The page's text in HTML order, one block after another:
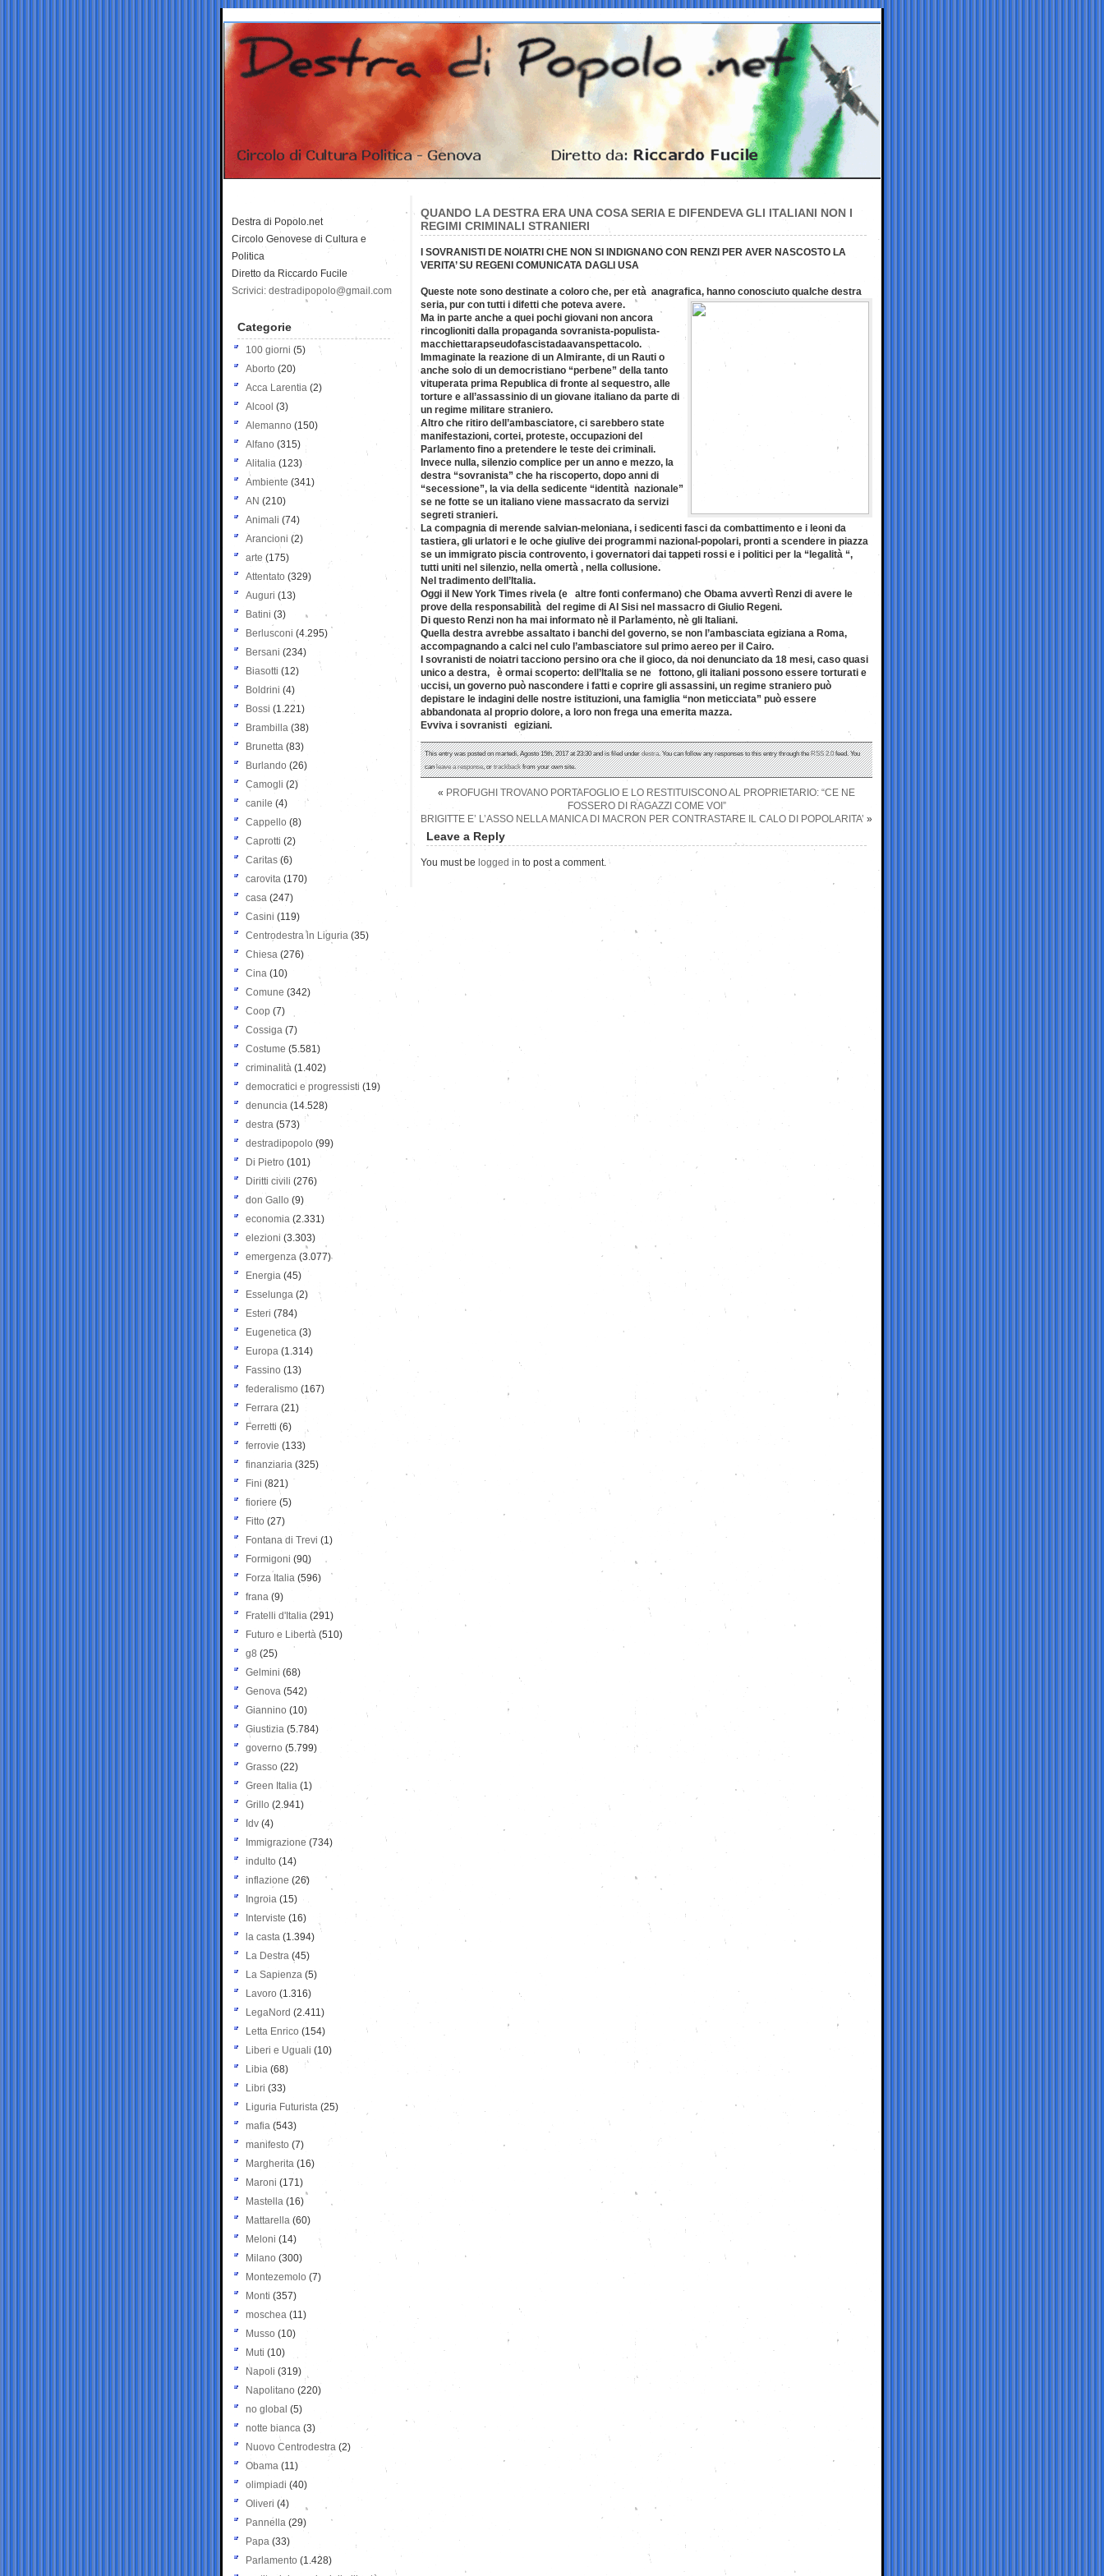
QUANDO LA DESTRA ERA UNA COSA SERIA E DIFENDEVA GLI ITALIANI NON I
REGIMI CRIMINALI STRANIERI
I SOVRANISTI DE NOIATRI CHE NON SI INDIGNANO CON RENZI PER AVER NASCOSTO LA
VERITA’ SU REGENI COMUNICATA DAGLI USA
Queste note sono destinate a coloro che, per età anagrafica, hanno conosciuto qualche destra
seria, pur con tutti i difetti che poteva avere.
Ma in parte anche a quei pochi giovani non ancora
rincoglioniti dalla propaganda sovranista-populista-
macchiettarapseudofascistadaavanspettacolo.
Immaginate la reazione di un Almirante, di un Rauti o
anche solo di un democristiano “perbene” della tanto
vituperata prima Republica di fronte al sequestro, alle
torture e all’assassinio di un giovane italiano da parte di
un regime militare straniero.
Altro che ritiro dell’ambasciatore, ci sarebbero state
manifestazioni, cortei, proteste, occupazioni del
Parlamento fino a pretendere le teste dei criminali.
Invece nulla, silenzio complice per un anno e mezzo, la
destra “sovranista” che ha riscoperto, dopo anni di
“secessione”, la via della sedicente “identità nazionale”
se ne fotte se un italiano viene massacrato da servizi
segreti stranieri.
La compagnia di merende salvian-meloniana, i sedicenti fasci da combattimento e i leoni da
tastiera, gli urlatori e le oche giulive dei programmi nazional-popolari, pronti a scendere in piazza
se un immigrato piscia controvento, i governatori dai tappeti rossi e i politici per la “legalità “,
tutti uniti nel silenzio, nella omertà , nella collusione.
Nel tradimento dell’Italia.
Oggi il New York Times rivela (e altre fonti confermano) che Obama avvertì Renzi di avere le
prove della responsabilità del regime di Al Sisi nel massacro di Giulio Regeni.
Di questo Renzi non ha mai informato nè il Parlamento, nè gli Italiani.
Quella destra avrebbe assaltato i banchi del governo, se non l’ambasciata egiziana a Roma,
accompagnando a calci nel culo l’ambasciatore sul primo aereo per il Cairo.
I sovranisti de noiatri tacciono persino ora che il gioco, da noi denunciato da 18 mesi, caso quasi
unico a destra, è ormai scoperto: dell’Italia se ne fottono, gli italiani possono essere torturati e
uccisi, un governo può nascondere i fatti e coprire gli assassini, un regime straniero può
depistare le indagini delle nostre istituzioni, una famiglia “non meticciata” può essere
abbandonata al proprio dolore, a loro non frega una emerita mazza.
Evviva i sovranisti egiziani.
This entry was posted on martedì, Agosto 15th, 2017 at 23:30 and is filed underdestra. You can follow any responses to this entry through theRSS 2.0feed. You
canleave a response, ortrackbackfrom your own site.
« PROFUGHI TROVANO PORTAFOGLIO E LO RESTITUISCONO AL PROPRIETARIO: “CE NE
FOSSERO DI RAGAZZI COME VOI”
BRIGITTE E’ L’ASSO NELLA MANICA DI MACRON PER CONTRASTARE IL CALO DI POPOLARITA’ »
Leave a Reply
You must be logged in to post a comment.
Destra di Popolo.net
Circolo Genovese di Cultura e
Politica
Diretto da Riccardo Fucile
Scrivici: destradipopolo@gmail.com
Categorie
100 giorni (5)
Aborto (20)
Acca Larentia (2)
Alcool (3)
Alemanno (150)
Alfano (315)
Alitalia (123)
Ambiente (341)
AN (210)
Animali (74)
Arancioni (2)
arte (175)
Attentato (329)
Auguri (13)
Batini (3)
Berlusconi (4.295)
Bersani (234)
Biasotti (12)
Boldrini (4)
Bossi (1.221)
Brambilla (38)
Brunetta (83)
Burlando (26)
Camogli (2)
canile (4)
Cappello (8)
Caprotti (2)
Caritas (6)
carovita (170)
casa (247)
Casini (119)
Centrodestra in Liguria (35)
Chiesa (276)
Cina (10)
Comune (342)
Coop (7)
Cossiga (7)
Costume (5.581)
criminalità (1.402)
democratici e progressisti (19)
denuncia (14.528)
destra (573)
destradipopolo (99)
Di Pietro (101)
Diritti civili (276)
don Gallo (9)
economia (2.331)
elezioni (3.303)
emergenza (3.077)
Energia (45)
Esselunga (2)
Esteri (784)
Eugenetica (3)
Europa (1.314)
Fassino (13)
federalismo (167)
Ferrara (21)
Ferretti (6)
ferrovie (133)
finanziaria (325)
Fini (821)
fioriere (5)
Fitto (27)
Fontana di Trevi (1)
Formigoni (90)
Forza Italia (596)
frana (9)
Fratelli d'Italia (291)
Futuro e Libertà (510)
g8 (25)
Gelmini (68)
Genova (542)
Giannino (10)
Giustizia (5.784)
governo (5.799)
Grasso (22)
Green Italia (1)
Grillo (2.941)
Idv (4)
Immigrazione (734)
indulto (14)
inflazione (26)
Ingroia (15)
Interviste (16)
la casta (1.394)
La Destra (45)
La Sapienza (5)
Lavoro (1.316)
LegaNord (2.411)
Letta Enrico (154)
Liberi e Uguali (10)
Libia (68)
Libri (33)
Liguria Futurista (25)
mafia (543)
manifesto (7)
Margherita (16)
Maroni (171)
Mastella (16)
Mattarella (60)
Meloni (14)
Milano (300)
Montezemolo (7)
Monti (357)
moschea (11)
Musso (10)
Muti (10)
Napoli (319)
Napolitano (220)
no global (5)
notte bianca (3)
Nuovo Centrodestra (2)
Obama (11)
olimpiadi (40)
Oliveri (4)
Pannella (29)
Papa (33)
Parlamento (1.428)